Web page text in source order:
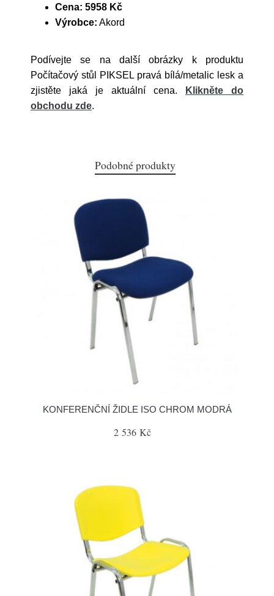
Cena: 5958 Kč
Výrobce: Akord
Podívejte se na další obrázky k produktu
Počítačový stůl PIKSEL pravá bílá/metalic lesk a
zjistěte jaká je aktuální cena.
Klikněte do
obchodu zde.
Podobné produkty
KONFERENČNÍ ŽIDLE ISO CHROM MODRÁ
2 536 Kč